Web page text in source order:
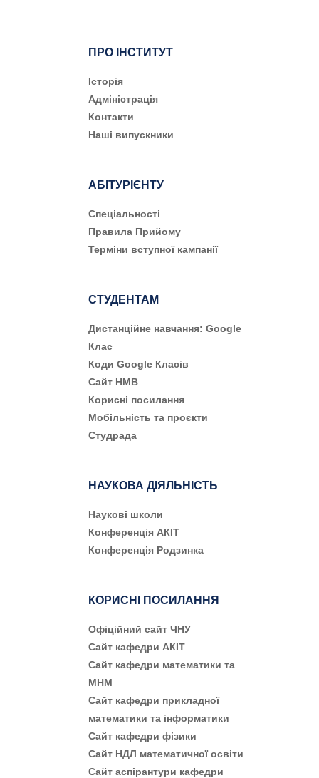
ПРО ІНСТИТУТ
Історія
Адміністрація
Контакти
Наші випускники
АБІТУРІЄНТУ
Cпеціальності
Правила Прийому
Терміни вступної кампанії
СТУДЕНТАМ
Дистанційне навчання: Google
Клас
Коди Google Класів
Сайт НМВ
Корисні посилання
Мобільність та проєкти
Студрада
НАУКОВА ДІЯЛЬНІСТЬ
Наукові школи
Конференція АКІТ
Конференція Родзинка
КОРИСНІ ПОСИЛАННЯ
Офіційний сайт ЧНУ
Сайт кафедри АКІТ
Сайт кафедри математики та
МНМ
Сайт кафедри прикладної
математики та інформатики
Сайт кафедри фізики
Сайт НДЛ математичної освіти
Сайт аспірантури кафедри